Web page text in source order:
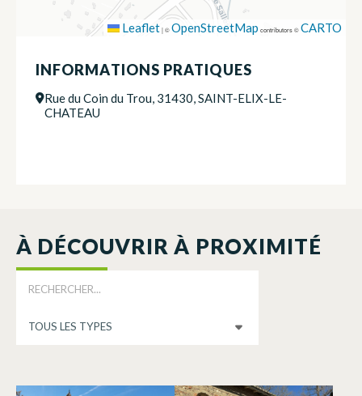
Leaflet|©OpenStreetMap contributors ©CARTO
INFORMATIONS PRATIQUES
Rue du Coin du Trou, 31430, SAINT-ELIX-LE-
CHATEAU
À DÉCOUVRIR À PROXIMITÉ